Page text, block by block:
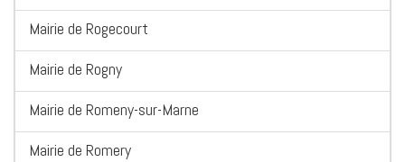
Mairie de Rogecourt
Mairie de Rogny
Mairie de Romeny-sur-Marne
Mairie de Romery